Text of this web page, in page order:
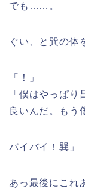
でも……。
ぐい、と巽の体
「！」
「僕はやっぱ
良いんだ。もう
バイバイ！巽」
あっ最後にこれ